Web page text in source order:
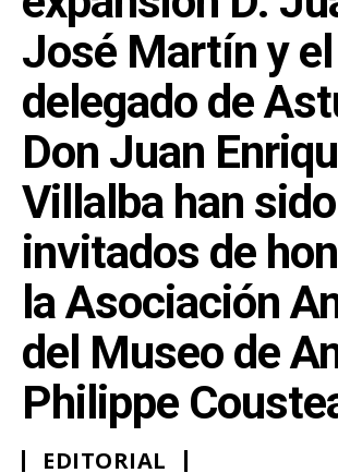
José Martín y el
delegado de
Don Juan
Villalba han sido
invitados de
la Asociación
del Museo de
Philippe
EDITORIAL